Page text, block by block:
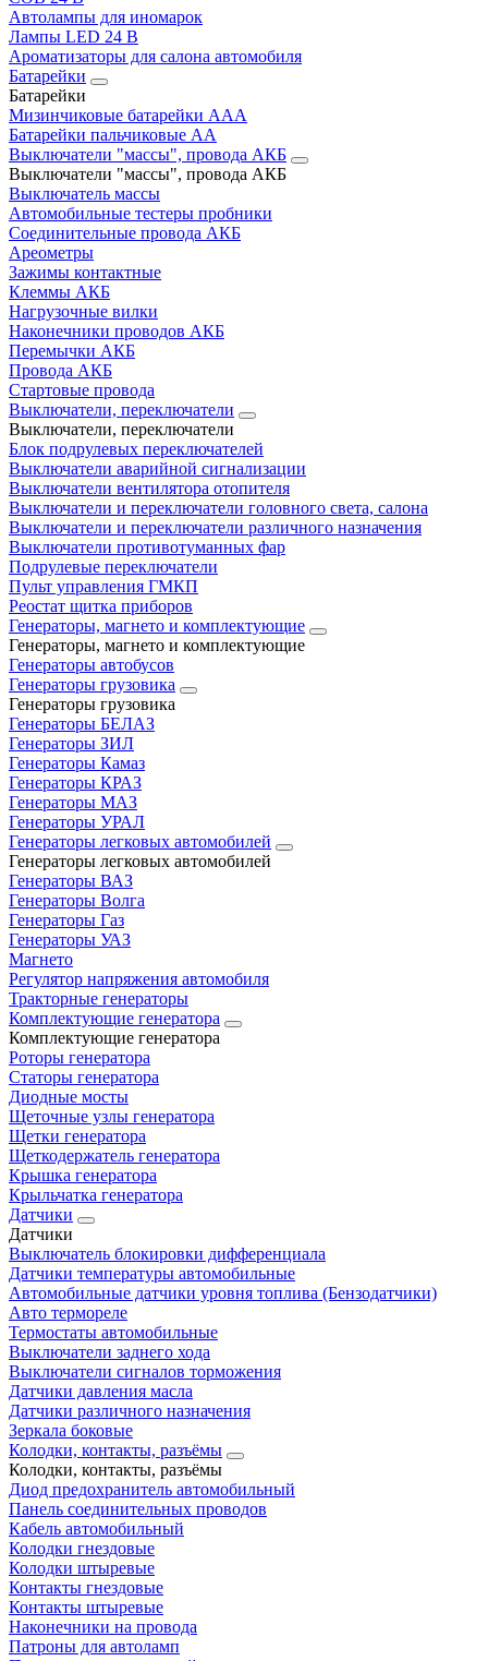
Автолампы для иномарок
Лампы LED 24 B
Ароматизаторы для салона автомобиля
Батарейки
Батарейки
Мизинчиковые батарейки AAA
Батарейки пальчиковые АА
Выключатели "массы", провода АКБ
Выключатели "массы", провода АКБ
Выключатель массы
Автомобильные тестеры пробники
Соединительные провода АКБ
Ареометры
Зажимы контактные
Клеммы АКБ
Нагрузочные вилки
Наконечники проводов АКБ
Перемычки АКБ
Провода АКБ
Стартовые провода
Выключатели, переключатели
Выключатели, переключатели
Блок подрулевых переключателей
Выключатели аварийной сигнализации
Выключатели вентилятора отопителя
Выключатели и переключатели головного света, салона
Выключатели и переключатели различного назначения
Выключатели противотуманных фар
Подрулевые переключатели
Пульт управления ГМКП
Реостат щитка приборов
Генераторы, магнето и комплектующие
Генераторы, магнето и комплектующие
Генераторы автобусов
Генераторы грузовика
Генераторы грузовика
Генераторы БЕЛАЗ
Генераторы ЗИЛ
Генераторы Камаз
Генераторы КРАЗ
Генераторы МАЗ
Генераторы УРАЛ
Генераторы легковых автомобилей
Генераторы легковых автомобилей
Генераторы ВАЗ
Генераторы Волга
Генераторы Газ
Генераторы УАЗ
Магнето
Регулятор напряжения автомобиля
Тракторные генераторы
Комплектующие генератора
Комплектующие генератора
Роторы генератора
Статоры генератора
Диодные мосты
Щеточные узлы генератора
Щетки генератора
Щеткодержатель генератора
Крышка генератора
Крыльчатка генератора
Датчики
Датчики
Выключатель блокировки дифференциала
Датчики температуры автомобильные
Автомобильные датчики уровня топлива (Бензодатчики)
Авто термореле
Термостаты автомобильные
Выключатели заднего хода
Выключатели сигналов торможения
Датчики давления масла
Датчики различного назначения
Зеркала боковые
Колодки, контакты, разъёмы
Колодки, контакты, разъёмы
Диод предохранитель автомобильный
Панель соединительных проводов
Кабель автомобильный
Колодки гнездовые
Колодки штыревые
Контакты гнездовые
Контакты штыревые
Наконечники на провода
Патроны для автоламп